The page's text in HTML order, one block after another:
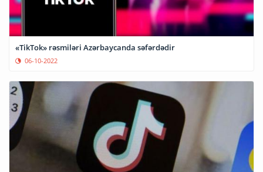
«TikTok» rəsmiləri Azərbaycanda səfərdədir
06-10-2022